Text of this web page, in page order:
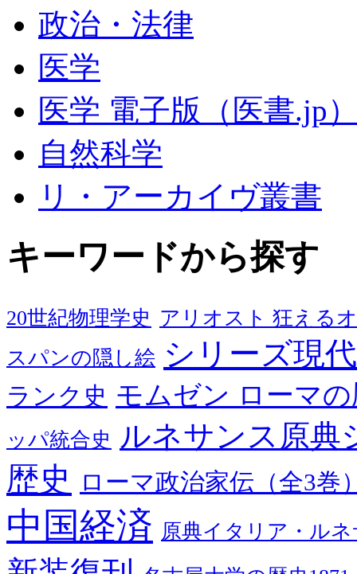
政治・法律
医学
医学 電子版（医書.jp
自然科学
リ・アーカイヴ叢書
キーワードから探す
20世紀物理学史 アリオスト 狂える
スパンの隠し絵 シリーズ現
ランク史 モムゼン ローマ
ッパ統合史 ルネサンス原典
歴史 ローマ政治家伝（全3巻
中国経済 原典イタリア・ル